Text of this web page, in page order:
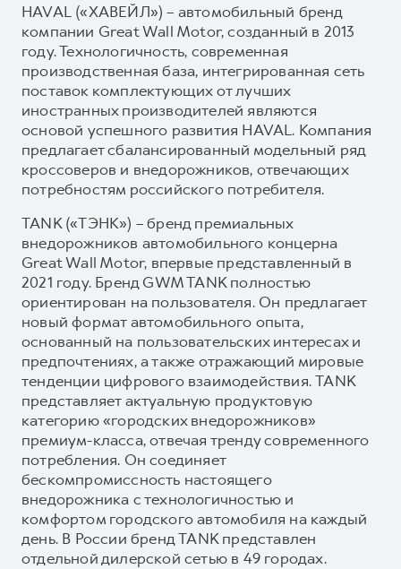
HAVAL («ХАВЕЙЛ») – автомобильный бренд
компании Great Wall Motor, созданный в 2013
году. Технологичность, современная
производственная база, интегрированная сеть
поставок комплектующих от лучших
иностранных производителей являются
основой успешного развития HAVAL. Компания
предлагает сбалансированный модельный ряд
кроссоверов и внедорожников, отвечающих
потребностям российского потребителя.
TANK («ТЭНК») – бренд премиальных
внедорожников автомобильного концерна
Great Wall Motor, впервые представленный в
2021 году. Бренд GWM TANK полностью
ориентирован на пользователя. Он предлагает
новый формат автомобильного опыта,
основанный на пользовательских интересах и
предпочтениях, а также отражающий мировые
тенденции цифрового взаимодействия. TANK
представляет актуальную продуктовую
категорию «городских внедорожников»
премиум-класса, отвечая тренду современного
потребления. Он соединяет
бескомпромиссность настоящего
внедорожника с технологичностью и
комфортом городского автомобиля на каждый
день. В России бренд TANK представлен
отдельной дилерской сетью в 49 городах.